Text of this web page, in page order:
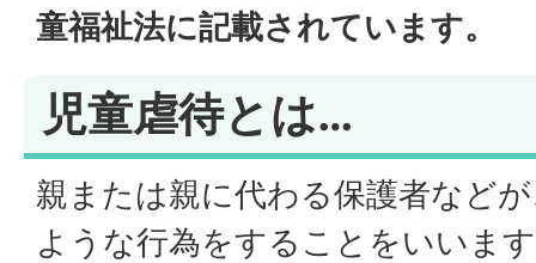
童福祉法に記載されています。
児童虐待とは…
親または親に代わる保護者など
ような行為をすることをいいま